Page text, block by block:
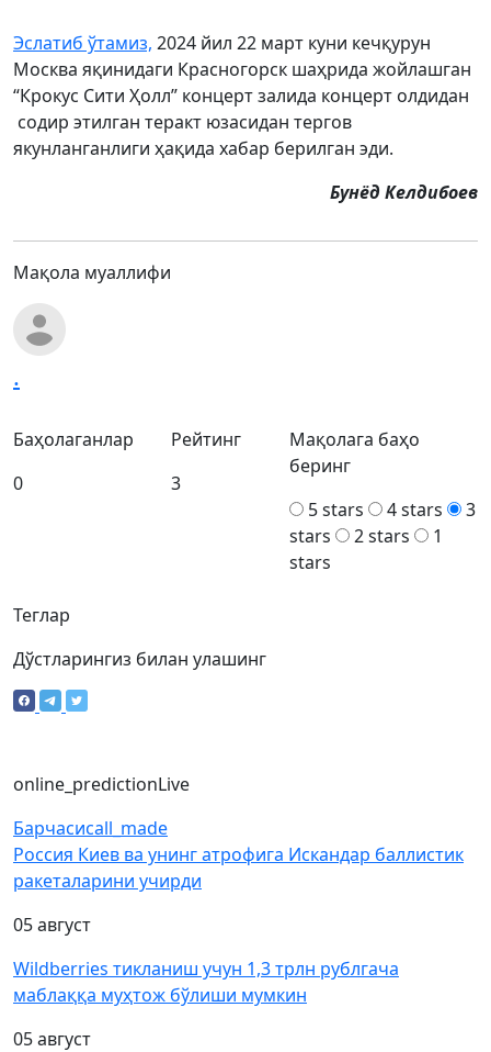
Эслатиб ўтамиз, 2024 йил 22 март куни кечқурун
Москва яқинидаги Красногорск шаҳрида жойлашган
“Крокус Сити Ҳолл” концерт залида концерт олдидан
содир этилган теракт юзасидан тергов
якунланганлиги ҳақида хабар берилган эди.
Бунёд Келдибоев
Мақола муаллифи
.
Теглар
Баҳолаганлар
0
Рейтинг
3
Мақолага баҳо
беринг
5 stars
4 stars
3
stars
2 stars
1
stars
Дўстларингиз билан улашинг
online_predictionLive
Барчасиcall_made
Россия Киев ва унинг атрофига Искандар баллистик
ракеталарини учирди
05 август
Wildberries тикланиш учун 1,3 трлн рублгача
маблаққа муҳтож бўлиши мумкин
05 август